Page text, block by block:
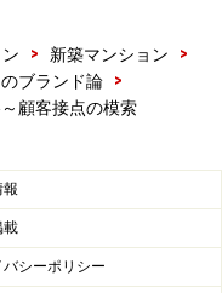
> 新築マンション
>
ブランド論
>
顧客接点の模索
報
載
バシーポリシー